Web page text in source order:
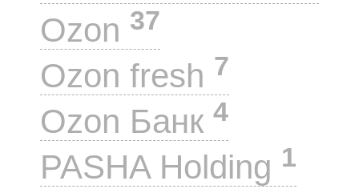
Ozon 37
Ozon fresh 7
Ozon Банк 4
PASHA Holding 1